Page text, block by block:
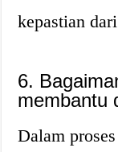
kepastian
6.
membantu
Dalam